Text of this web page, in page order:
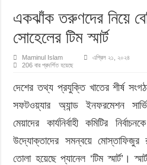
একঝাঁক তরুণদের নিয়ে
সোহেলের টিম স্মার্ট
Maminul Islam এপ্রিল ২১, ২০২৪
206 বার প্রদর্শিত হয়েছে
দেশের তথ্য প্রযুক্তি খাতের শীর্ষ
সফটওয়্যার অ্যান্ড ইনফরমেশন
মেয়াদের কার্যনির্বাহী কমিটির
উদ্যোক্তাদের সমন্বয়ে
তোলা হয়েছে প্যানেল ‘টিম স্মার্ট’।